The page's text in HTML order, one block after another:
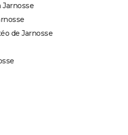
Jarnosse
de Jarnosse